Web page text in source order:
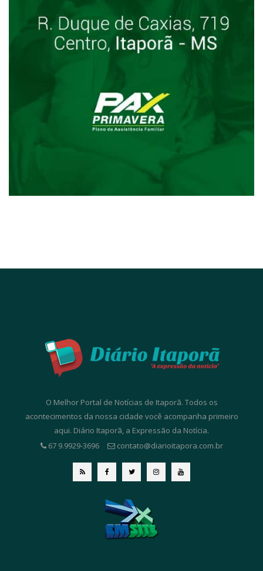
O Melhor Portal de Notícias de Itaporã. Todos os
acontecimentos da nossa cidade você acompanha primeiro
aqui. Diário Itaporã, a Expressão da Notícia.
67 9.9929-3696
contato@diarioitapora.com.br